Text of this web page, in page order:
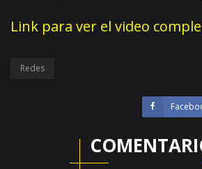
Link para ver el video
Redes